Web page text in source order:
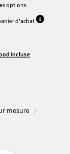
options
d'achat
incluse
mesure